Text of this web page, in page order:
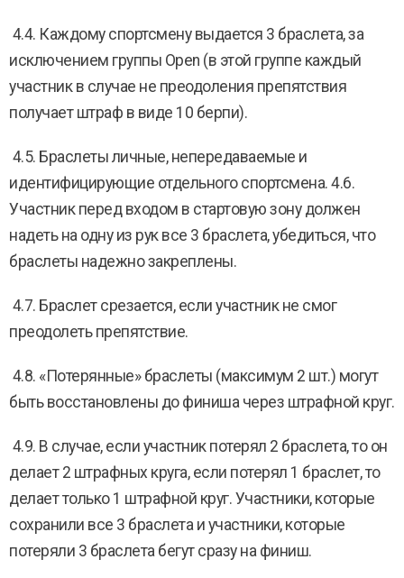
4.4. Каждому спортсмену выдается 3 браслета, за
исключением группы Open (в этой группе каждый
участник в случае не преодоления препятствия
получает штраф в виде 10 берпи).
4.5. Браслеты личные, непередаваемые и
идентифицирующие отдельного спортсмена. 4.6.
Участник перед входом в стартовую зону должен
надеть на одну из рук все 3 браслета, убедиться, что
браслеты надежно закреплены.
4.7. Браслет срезается, если участник не смог
преодолеть препятствие.
4.8. «Потерянные» браслеты (максимум 2 шт.) могут
быть восстановлены до финиша через штрафной круг.
4.9. В случае, если участник потерял 2 браслета, то он
делает 2 штрафных круга, если потерял 1 браслет, то
делает только 1 штрафной круг. Участники, которые
сохранили все 3 браслета и участники, которые
потеряли 3 браслета бегут сразу на финиш.